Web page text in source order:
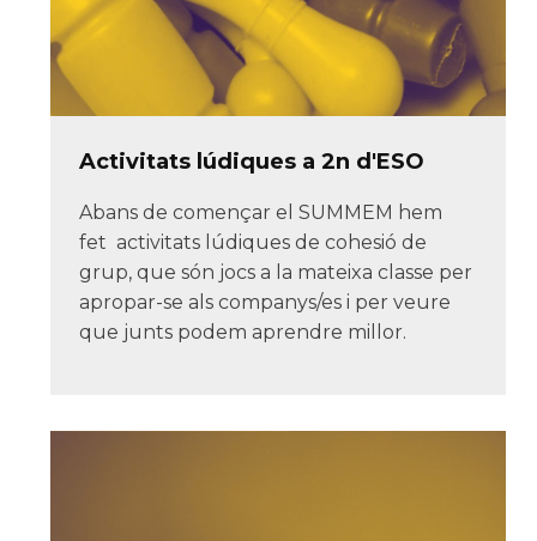
Activitats lúdiques a 2n d'ESO
Abans de començar el SUMMEM hem
fet activitats lúdiques de cohesió de
grup, que són jocs a la mateixa classe per
apropar-se als companys/es i per veure
que junts podem aprendre millor.